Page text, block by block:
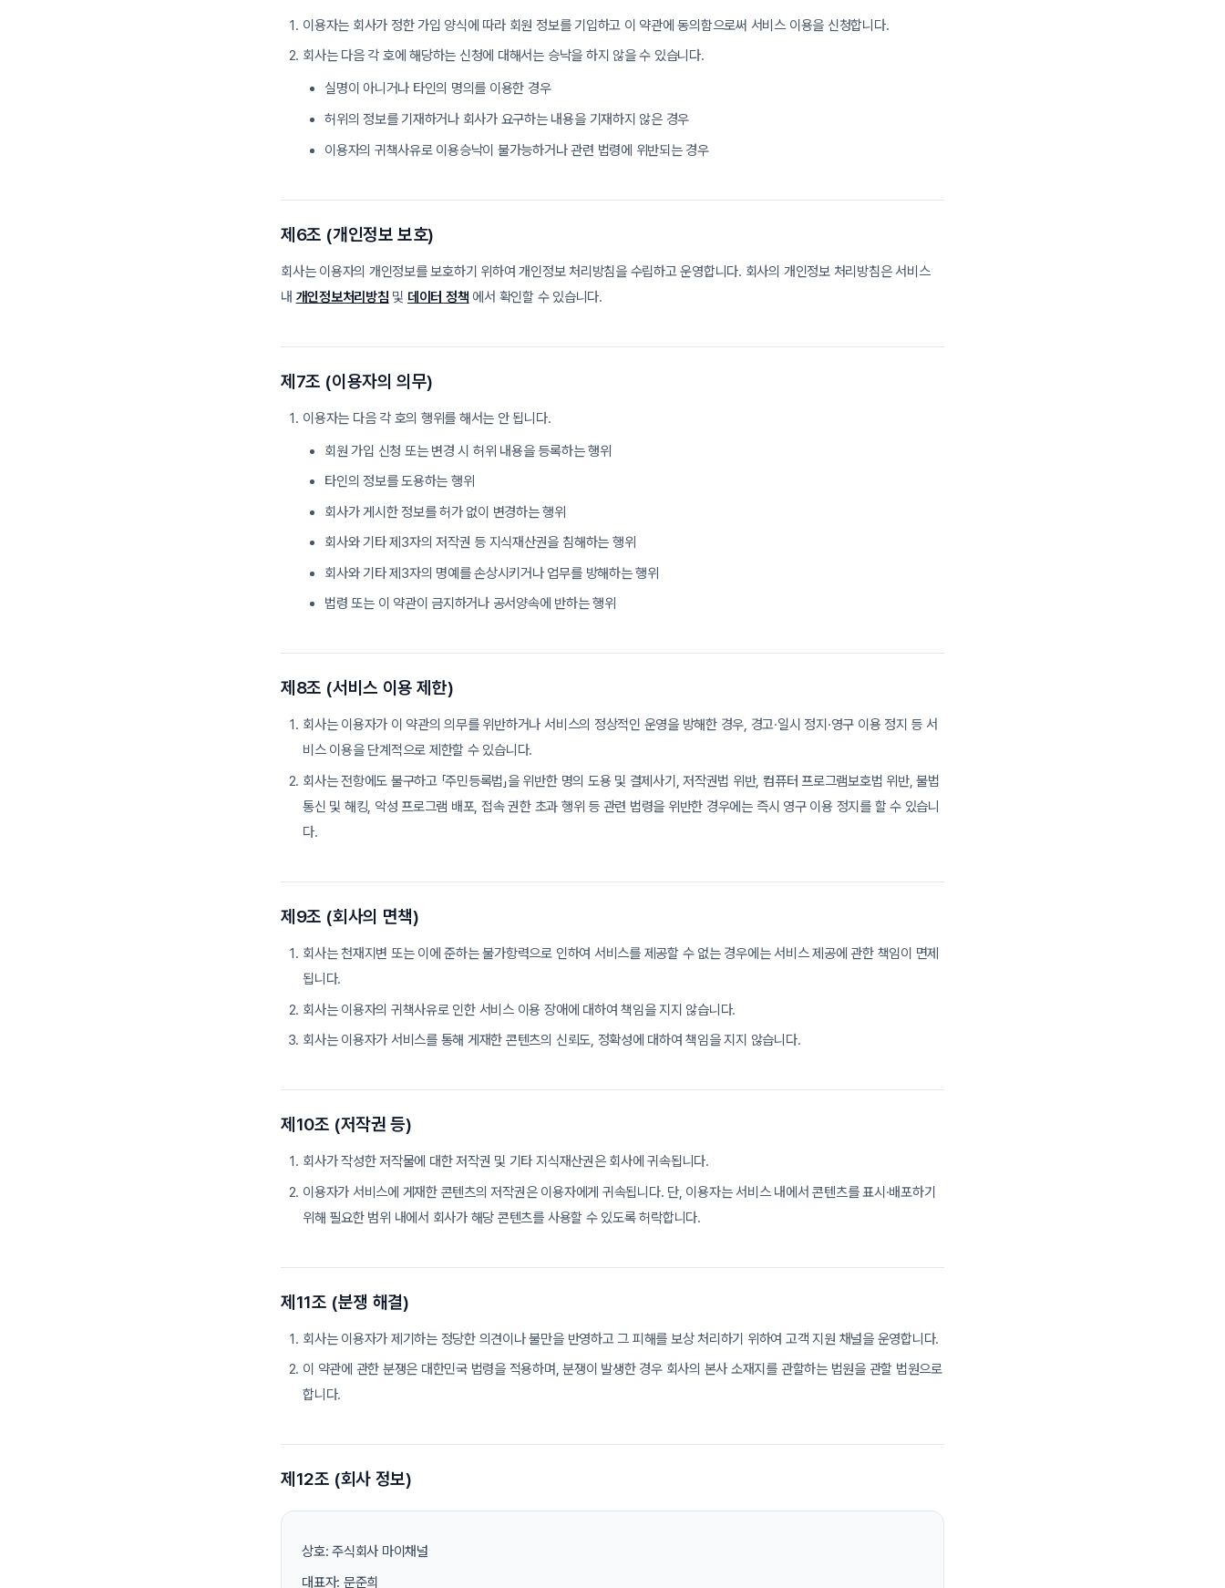
이용자는 회사가 정한 가입 양식에 따라 회원 정보를 기입하고 이 약관에 동의함으로써 서비스 이용을 신청합니다.
회사는 다음 각 호에 해당하는 신청에 대해서는 승낙을 하지 않을 수 있습니다.
실명이 아니거나 타인의 명의를 이용한 경우
허위의 정보를 기재하거나 회사가 요구하는 내용을 기재하지 않은 경우
이용자의 귀책사유로 이용승낙이 불가능하거나 관련 법령에 위반되는 경우
제6조 (개인정보 보호)
회사는 이용자의 개인정보를 보호하기 위하여 개인정보 처리방침을 수립하고 운영합니다. 회사의 개인정보 처리방침은 서비스
내 개인정보처리방침 및 데이터 정책 에서 확인할 수 있습니다.
제7조 (이용자의 의무)
이용자는 다음 각 호의 행위를 해서는 안 됩니다.
회원 가입 신청 또는 변경 시 허위 내용을 등록하는 행위
타인의 정보를 도용하는 행위
회사가 게시한 정보를 허가 없이 변경하는 행위
회사와 기타 제3자의 저작권 등 지식재산권을 침해하는 행위
회사와 기타 제3자의 명예를 손상시키거나 업무를 방해하는 행위
법령 또는 이 약관이 금지하거나 공서양속에 반하는 행위
제8조 (서비스 이용 제한)
회사는 이용자가 이 약관의 의무를 위반하거나 서비스의 정상적인 운영을 방해한 경우, 경고·일시 정지·영구 이용 정지 등 서
비스 이용을 단계적으로 제한할 수 있습니다.
회사는 전항에도 불구하고 「주민등록법」을 위반한 명의 도용 및 결제사기, 저작권법 위반, 컴퓨터 프로그램보호법 위반, 불법
통신 및 해킹, 악성 프로그램 배포, 접속 권한 초과 행위 등 관련 법령을 위반한 경우에는 즉시 영구 이용 정지를 할 수 있습니
다.
제9조 (회사의 면책)
회사는 천재지변 또는 이에 준하는 불가항력으로 인하여 서비스를 제공할 수 없는 경우에는 서비스 제공에 관한 책임이 면제
됩니다.
회사는 이용자의 귀책사유로 인한 서비스 이용 장애에 대하여 책임을 지지 않습니다.
회사는 이용자가 서비스를 통해 게재한 콘텐츠의 신뢰도, 정확성에 대하여 책임을 지지 않습니다.
제10조 (저작권 등)
회사가 작성한 저작물에 대한 저작권 및 기타 지식재산권은 회사에 귀속됩니다.
이용자가 서비스에 게재한 콘텐츠의 저작권은 이용자에게 귀속됩니다. 단, 이용자는 서비스 내에서 콘텐츠를 표시·배포하기
위해 필요한 범위 내에서 회사가 해당 콘텐츠를 사용할 수 있도록 허락합니다.
제11조 (분쟁 해결)
회사는 이용자가 제기하는 정당한 의견이나 불만을 반영하고 그 피해를 보상 처리하기 위하여 고객 지원 채널을 운영합니다.
이 약관에 관한 분쟁은 대한민국 법령을 적용하며, 분쟁이 발생한 경우 회사의 본사 소재지를 관할하는 법원을 관할 법원으로
합니다.
제12조 (회사 정보)
상호: 주식회사 마이채널
대표자: 문준희